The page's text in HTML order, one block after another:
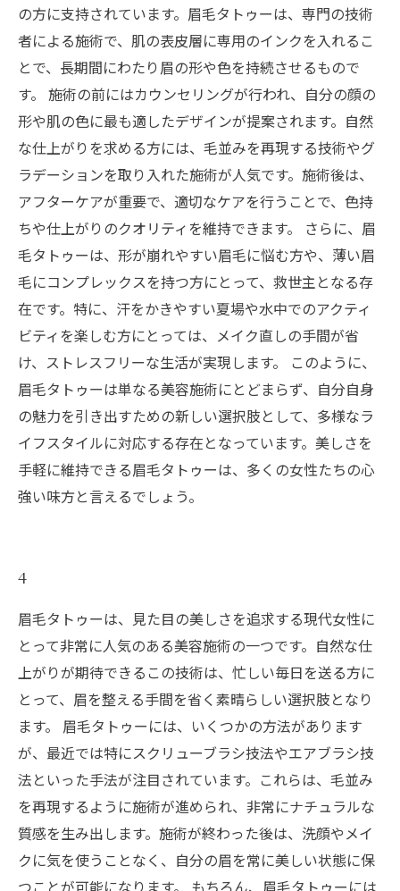
の方に支持されています。眉毛タトゥーは、専門の技術
者による施術で、肌の表皮層に専用のインクを入れるこ
とで、長期間にわたり眉の形や色を持続させるもので
す。 施術の前にはカウンセリングが行われ、自分の顔の
形や肌の色に最も適したデザインが提案されます。自然
な仕上がりを求める方には、毛並みを再現する技術やグ
ラデーションを取り入れた施術が人気です。施術後は、
アフターケアが重要で、適切なケアを行うことで、色持
ちや仕上がりのクオリティを維持できます。 さらに、眉
毛タトゥーは、形が崩れやすい眉毛に悩む方や、薄い眉
毛にコンプレックスを持つ方にとって、救世主となる存
在です。特に、汗をかきやすい夏場や水中でのアクティ
ビティを楽しむ方にとっては、メイク直しの手間が省
け、ストレスフリーな生活が実現します。 このように、
眉毛タトゥーは単なる美容施術にとどまらず、自分自身
の魅力を引き出すための新しい選択肢として、多様なラ
イフスタイルに対応する存在となっています。美しさを
手軽に維持できる眉毛タトゥーは、多くの女性たちの心
強い味方と言えるでしょう。
4
眉毛タトゥーは、見た目の美しさを追求する現代女性に
とって非常に人気のある美容施術の一つです。自然な仕
上がりが期待できるこの技術は、忙しい毎日を送る方に
とって、眉を整える手間を省く素晴らしい選択肢となり
ます。 眉毛タトゥーには、いくつかの方法があります
が、最近では特にスクリューブラシ技法やエアブラシ技
法といった手法が注目されています。これらは、毛並み
を再現するように施術が進められ、非常にナチュラルな
質感を生み出します。施術が終わった後は、洗顔やメイ
クに気を使うことなく、自分の眉を常に美しい状態に保
つことが可能になります。 もちろん、眉毛タトゥーには